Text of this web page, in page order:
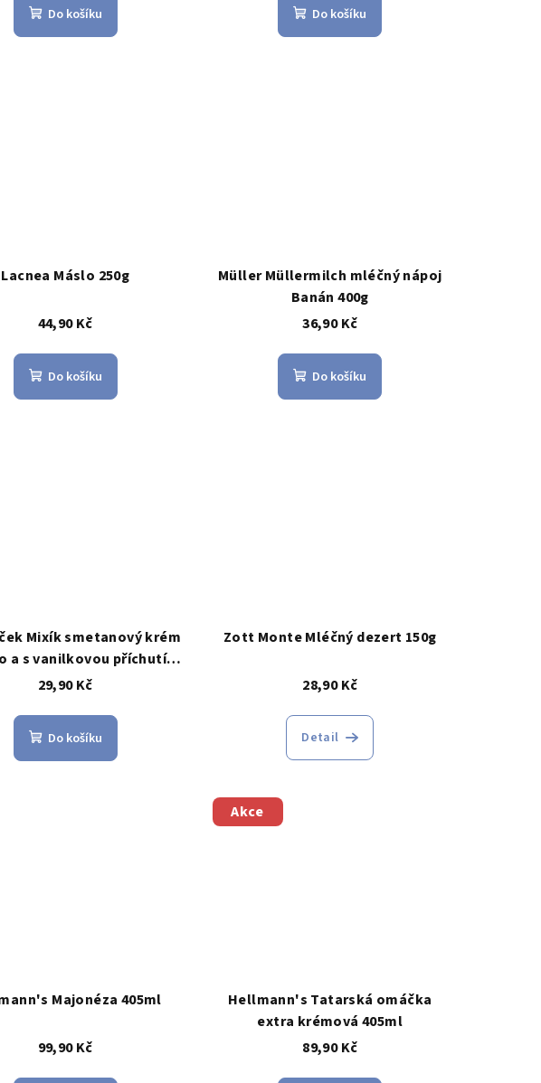
Do košíku Do košíku
Lacnea Máslo 250g
44,90 Kč
Do košíku
Müller Müllermilch mléčný nápoj
Banán 400g
36,90 Kč
Do košíku
Mixík smetanový krém
a s vanilkovou příchutí
125g
29,90 Kč
Do košíku
Zott Monte Mléčný dezert 150g
28,90 Kč
Detail
Majonéza 405ml
99,90 Kč
Akce
Hellmann's Tatarská omáčka
extra krémová 405ml
89,90 Kč